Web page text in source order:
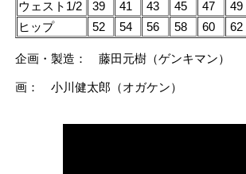
ウェスト1/2
39 41 43 45 47
49
ヒップ
52 54 56 58 60 62
企画・製造： 藤田元樹（ゲンキマン）
画： 小川健太郎（オガケン）